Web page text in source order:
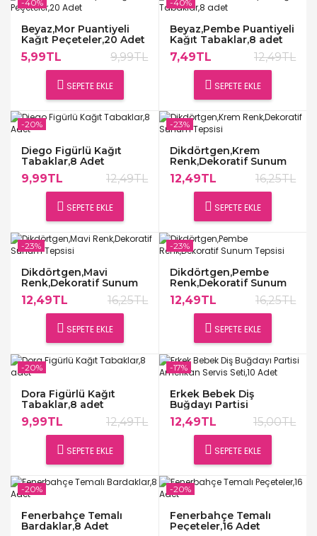
Beyaz,Mor Puantiyeli
Kağıt Peçeteler,20 Adet
5,99TL 9,99TL
SEPETE EKLE
-40%
Beyaz,Pembe Puantiyeli
Kağıt Tabaklar,8 adet
7,49TL 12,49TL
SEPETE EKLE
-40%
Diego Figürlü Kağıt
Tabaklar,8 Adet
9,99TL 12,49TL
SEPETE EKLE
-20%
Dikdörtgen,Krem
Renk,Dekoratif Sunum
Tepsisi
12,49TL 16,25TL
SEPETE EKLE
-23%
Dikdörtgen,Mavi
Renk,Dekoratif Sunum
Tepsisi
12,49TL 16,25TL
SEPETE EKLE
-23%
Dikdörtgen,Pembe
Renk,Dekoratif Sunum
Tepsisi
12,49TL 16,25TL
SEPETE EKLE
-23%
Dora Figürlü Kağıt
Tabaklar,8 adet
9,99TL 12,49TL
SEPETE EKLE
-20%
Erkek Bebek Diş
Buğdayı Partisi
Amerikan Servis Seti,10
Adet
12,49TL 15,00TL
SEPETE EKLE
-17%
Fenerbahçe Temalı
Bardaklar,8 Adet
-20%
Fenerbahçe Temalı
Peçeteler,16 Adet
-20%